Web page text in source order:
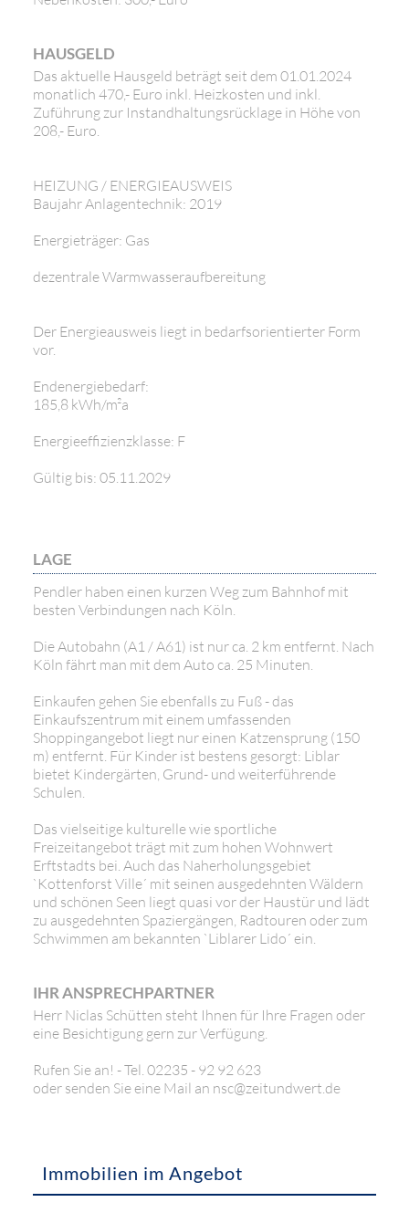
HAUSGELD
Das aktuelle Hausgeld beträgt seit dem 01.01.2024
monatlich 470,- Euro inkl. Heizkosten und inkl.
Zuführung zur Instandhaltungsrücklage in Höhe von
208,- Euro.
HEIZUNG / ENERGIEAUSWEIS
Baujahr Anlagentechnik: 2019
Energieträger: Gas
dezentrale Warmwasseraufbereitung
Der Energieausweis liegt in bedarfsorientierter Form
vor.
Endenergiebedarf:
185,8 kWh/m²a
Energieeffizienzklasse: F
Gültig bis: 05.11.2029
LAGE
Pendler haben einen kurzen Weg zum Bahnhof mit
besten Verbindungen nach Köln.
Die Autobahn (A1 / A61) ist nur ca. 2 km entfernt. Nach
Köln fährt man mit dem Auto ca. 25 Minuten.
Einkaufen gehen Sie ebenfalls zu Fuß - das
Einkaufszentrum mit einem umfassenden
Shoppingangebot liegt nur einen Katzensprung (150
m) entfernt. Für Kinder ist bestens gesorgt: Liblar
bietet Kindergärten, Grund- und weiterführende
Schulen.
Das vielseitige kulturelle wie sportliche
Freizeitangebot trägt mit zum hohen Wohnwert
Erftstadts bei. Auch das Naherholungsgebiet
`Kottenforst Ville´ mit seinen ausgedehnten Wäldern
und schönen Seen liegt quasi vor der Haustür und lädt
zu ausgedehnten Spaziergängen, Radtouren oder zum
Schwimmen am bekannten `Liblarer Lido´ ein.
IHR ANSPRECHPARTNER
Herr Niclas Schütten steht Ihnen für Ihre Fragen oder
eine Besichtigung gern zur Verfügung.
Rufen Sie an! - Tel. 02235 - 92 92 623
oder senden Sie eine Mail an nsc@zeitundwert.de
Immobilien im Angebot